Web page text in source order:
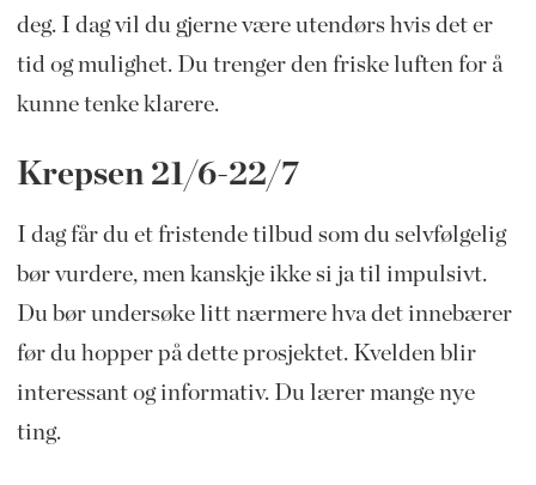
deg. I dag vil du gjerne være utendørs hvis det er
tid og mulighet. Du trenger den friske luften for å
kunne tenke klarere.
Krepsen 21/6-22/7
I dag får du et fristende tilbud som du selvfølgelig
bør vurdere, men kanskje ikke si ja til impulsivt.
Du bør undersøke litt nærmere hva det innebærer
før du hopper på dette prosjektet. Kvelden blir
interessant og informativ. Du lærer mange nye
ting.